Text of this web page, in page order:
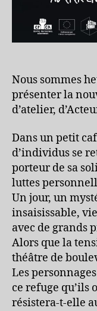
Nous sommes
présenter la
d’atelier,
Dans un petit
d’individus se
porteur de sa
luttes
Un jour, un
insaisissable,
avec de grands
Alors que la
théâtre de
Les
ce refuge qu’ils
résistera-t-elle